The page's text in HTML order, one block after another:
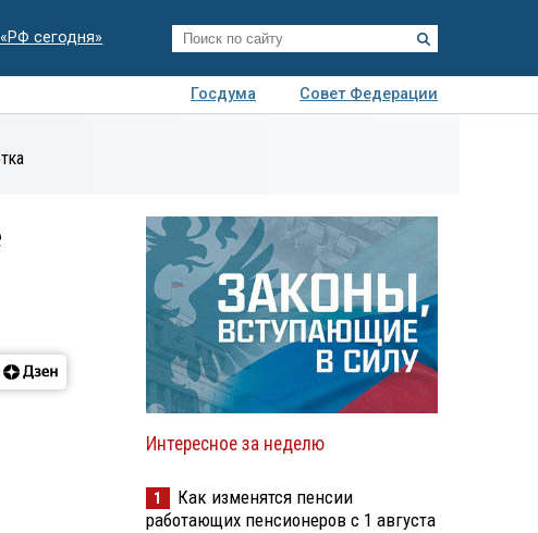
сегодня»
Госдума
Совет Федерации
Интересное за неделю
1
Как изменятся пенсии
работающих пенсионеров с 1 августа